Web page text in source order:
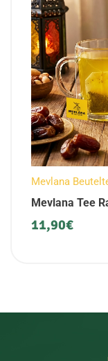
Mevlana
Mevlana Tee
Mischung (90
11,90€